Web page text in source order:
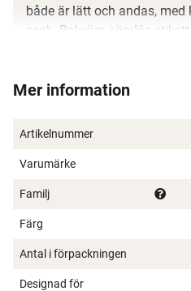
både är lätt och andas,
neck. Bekväm sömlös etikett
Grey: 40% bomull 60%
Normal storlek
Storlekstabell hittar du här
Mer information
Artikelnummer
Varumärke
Familj
Färg
Antal i förpackningen
Designad för